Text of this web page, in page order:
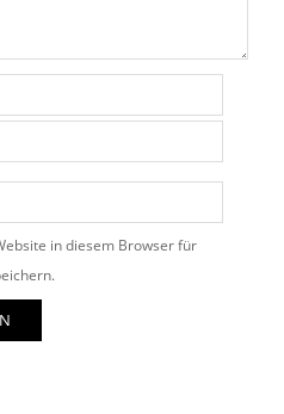
in diesem Browser für